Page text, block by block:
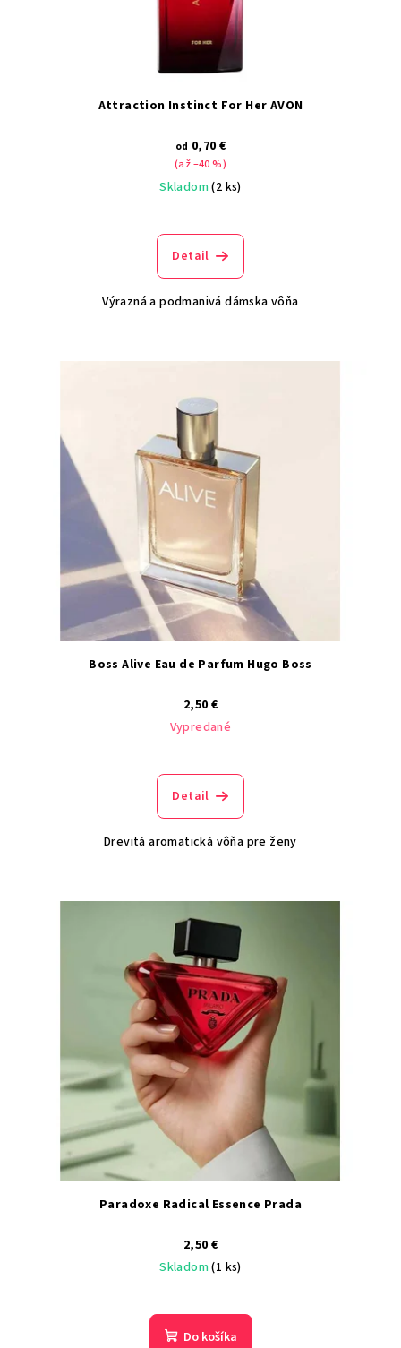
Attraction Instinct For Her AVON
od 0,70 €
(až –40 %)
Skladom(2 ks)
Detail
Výrazná a podmanivá dámska vôňa
Boss Alive Eau de Parfum Hugo Boss
2,50 €
Vypredané
Detail
Drevitá aromatická vôňa pre ženy
Paradoxe Radical Essence Prada
2,50 €
Skladom(1 ks)
Do košíka